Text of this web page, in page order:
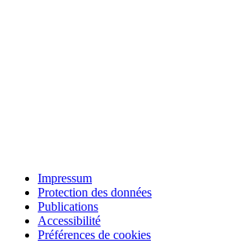
Impressum
Protection des données
Publications
Accessibilité
Préférences de cookies